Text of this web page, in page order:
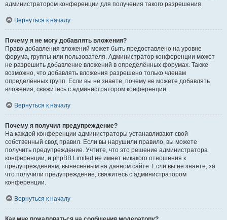
администратором конференции для получения такого разрешения.
Вернуться к началу
Почему я не могу добавлять вложения?
Право добавления вложений может быть предоставлено на уровне
форума, группы или пользователя. Администратор конференции может
не разрешить добавление вложений в определённых форумах. Также
возможно, что добавлять вложения разрешено только членам
определённых групп. Если вы не знаете, почему не можете добавлять
вложения, свяжитесь с администратором конференции.
Вернуться к началу
Почему я получил предупреждение?
На каждой конференции администраторы устанавливают свой
собственный свод правил. Если вы нарушили правило, вы можете
получить предупреждение. Учтите, что это решение администратора
конференции, и phpBB Limited не имеет никакого отношения к
предупреждениям, вынесенным на данном сайте. Если вы не знаете, за
что получили предупреждение, свяжитесь с администратором
конференции.
Вернуться к началу